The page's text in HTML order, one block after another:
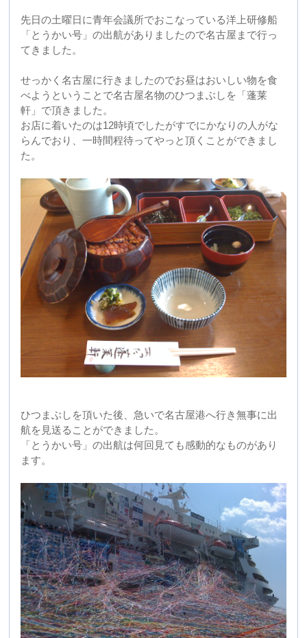
ひつまぶしを頂いた後、急いで名古屋港へ行き無事に出
航を見送ることができました。
ます。
2010年06月07日 10:13
最新のエントリー
2026.02.04
テクニカルショウヨコハマ２０２６に出展しておりま
す。
2025.11.26
産業交流展２０２５に出展しております。